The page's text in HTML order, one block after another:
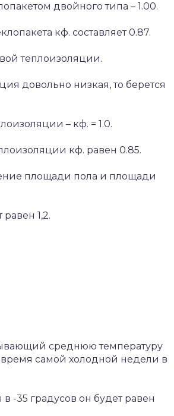
двойного типа – 1.00.
кф. составляет 0.87.
теплоизоляции.
довольно низкая, то берется
– кф. = 1.0.
кф. равен 0.85.
площади пола и площади
1,2.
среднюю температуру
самой холодной недели в
-35 градусов он будет равен